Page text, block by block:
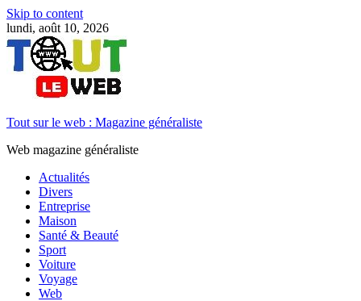
Skip to content
lundi, août 10, 2026
Tout sur le web : Magazine généraliste
Web magazine généraliste
Actualités
Divers
Entreprise
Maison
Santé & Beauté
Sport
Voiture
Voyage
Web